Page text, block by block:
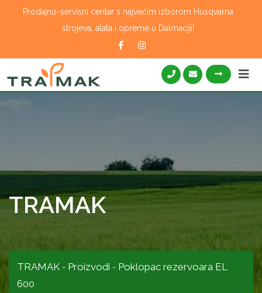
Prodajno-servisni centar s najvećim izborom Husqvarna
strojeva, alata i opreme u Dalmaciji!
TRAMAK
TRAMAK - Proizvodi - Poklopac rezervoara EL
600